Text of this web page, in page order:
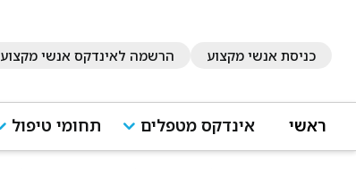
כניסת אנשי מקצוע הרשמה לאינדקס אנשי מקצוע
ראשי אינדקס מטפלים תחומי טיפול